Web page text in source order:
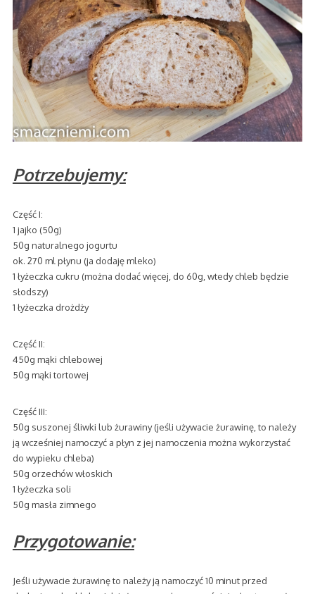
Potrzebujemy:
Część I:
1 jajko (50g)
50g naturalnego jogurtu
ok. 270 ml płynu (ja dodaję mleko)
1 łyżeczka cukru (można dodać więcej, do 60g, wtedy chleb będzie
słodszy)
1 łyżeczka drożdży
Część II:
450g mąki chlebowej
50g mąki tortowej
Część III:
50g suszonej śliwki lub żurawiny (jeśli używacie żurawinę, to należy
ją wcześniej namoczyć a płyn z jej namoczenia można wykorzystać
do wypieku chleba)
50g orzechów włoskich
1 łyżeczka soli
50g masła zimnego
Przygotowanie:
Jeśli używacie żurawinę to należy ją namoczyć 10 minut przed